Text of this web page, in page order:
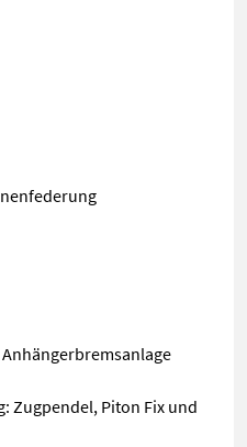
Zugpendel, Piton Fix und